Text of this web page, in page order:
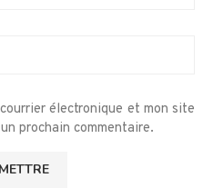
électronique et mon site
prochain commentaire.